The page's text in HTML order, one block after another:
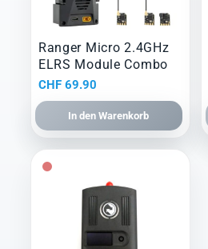
Ranger Micro 2.4GHz
ELRS Module Combo
CHF69.90
In den Warenkorb